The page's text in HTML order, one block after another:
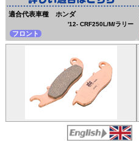
適合代表車種 ホンダ
'12- CRF250L/M/ラリー
フロント